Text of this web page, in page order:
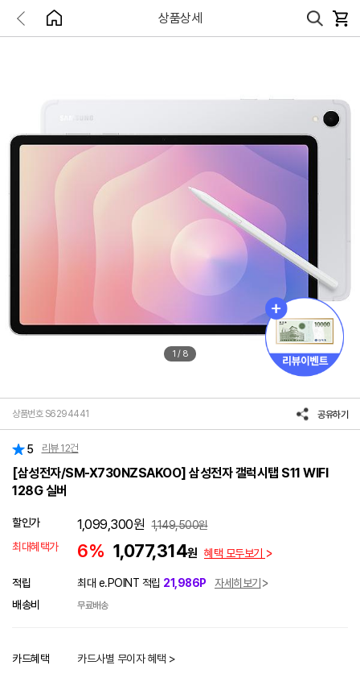
상품상세
1 / 8
상품번호 S6294441 공유하기
5 리뷰 12건
[삼성전자/SM-X730NZSAKOO] 삼성전자 갤럭시탭 S11 WIFI
128G 실버
할인가 1,099,300원 1,149,500원
최대혜택가
6% 1,077,314원 혜택 모두보기
적립 최대 e.POINT 적립 21,986P
자세히보기
배송비
무료배송
카드혜택 카드사별 무이자 혜택 >